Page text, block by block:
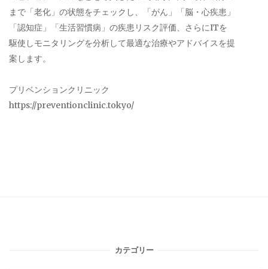
まで「老化」の状態をチェックし、「がん」「脳・心疾患」
「認知症」「生活習慣病」の疾患リスク評価、さらにITを
駆使しモニタリングを分析して最適な治療やアドバイスを提
案します。
プリベンションクリニック
https://preventionclinic.tokyo/
カテゴリー